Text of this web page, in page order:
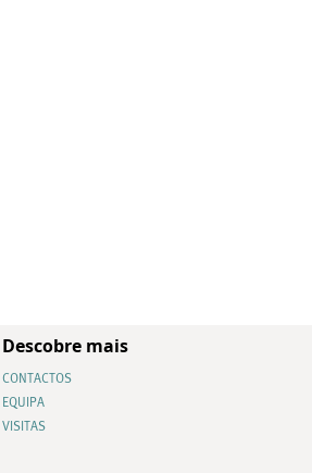
Descobre mais
CONTACTOS
EQUIPA
VISITAS